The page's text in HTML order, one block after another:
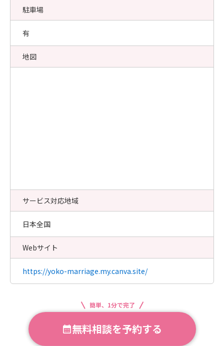
駐車場
有
地図
サービス対応地域
日本全国
Webサイト
https://yoko-marriage.my.canva.site/
簡単、1分で完了
無料相談を予約する